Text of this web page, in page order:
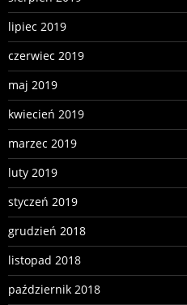
lipiec 2019
czerwiec 2019
maj 2019
kwiecień 2019
marzec 2019
luty 2019
styczeń 2019
grudzień 2018
listopad 2018
październik 2018